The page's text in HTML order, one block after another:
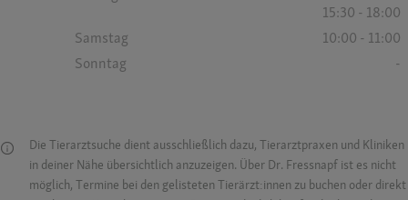
15:30 - 18:00
Samstag
10:00 - 11:00
Sonntag
-
Die Tierarztsuche dient ausschließlich dazu, Tierarztpraxen und Kliniken
in deiner Nähe übersichtlich anzuzeigen. Über Dr. Fressnapf ist es nicht
möglich, Termine bei den gelisteten Tierärzt:innen zu buchen oder direkt